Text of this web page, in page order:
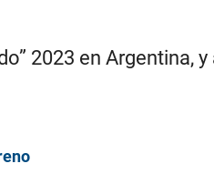
2023 en Argentina, y